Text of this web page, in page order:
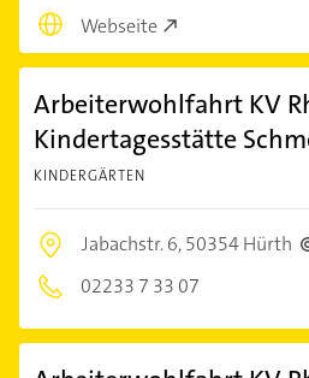
Webseite
Arbeiterwohlfahrt KV
Kindertagesstätte
KINDERGÄRTEN
Jabachstr. 6,50354 Hürth
02233 7 33 07